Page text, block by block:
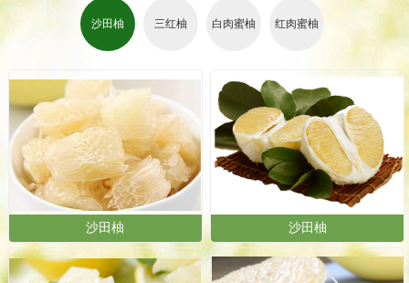
沙田柚 三红柚 白肉蜜柚 红肉蜜柚
沙田柚 沙田柚